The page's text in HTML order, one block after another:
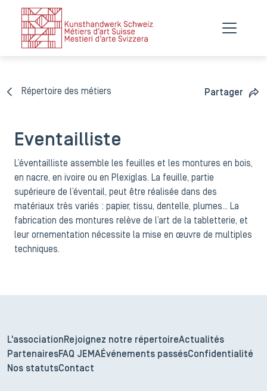
Répertoire des métiers Partager
Eventailliste
L’éventailliste assemble les feuilles et les montures en bois,
en nacre, en ivoire ou en Plexiglas. La feuille, partie
supérieure de l’éventail, peut être réalisée dans des
matériaux très variés : papier, tissu, dentelle, plumes... La
fabrication des montures relève de l’art de la tabletterie, et
leur ornementation nécessite la mise en œuvre de multiples
techniques.
L'association Rejoignez notre répertoireActualités
PartenairesFAQ JEMAÉvénements passésConfidentialité
Nos statutsContact